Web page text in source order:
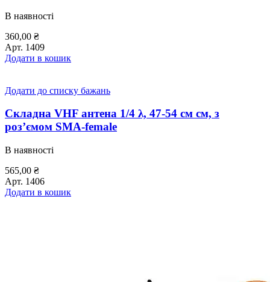
В наявності
360,00 ₴
Арт. 1409
Додати в кошик
Додати до списку бажань
Складна VHF антена 1/4 λ, 47-54 см см, з
роз’ємом SMA-female
В наявності
565,00 ₴
Арт. 1406
Додати в кошик